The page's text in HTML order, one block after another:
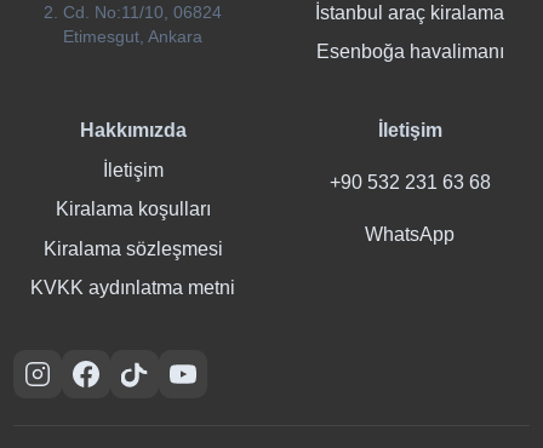
2. Cd. No:11/10, 06824
Etimesgut, Ankara
İstanbul araç kiralama
Esenboğa havalimanı
Hakkımızda
İletişim
Kiralama koşulları
Kiralama sözleşmesi
KVKK aydınlatma metni
İletişim
+90 532 231 63 68
WhatsApp
InstagramFacebook
TikTokYouTube